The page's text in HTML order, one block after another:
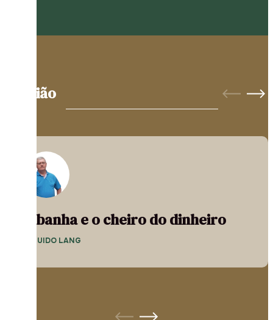
Opinião
A banha e o cheiro do dinheiro
— GUIDO LANG